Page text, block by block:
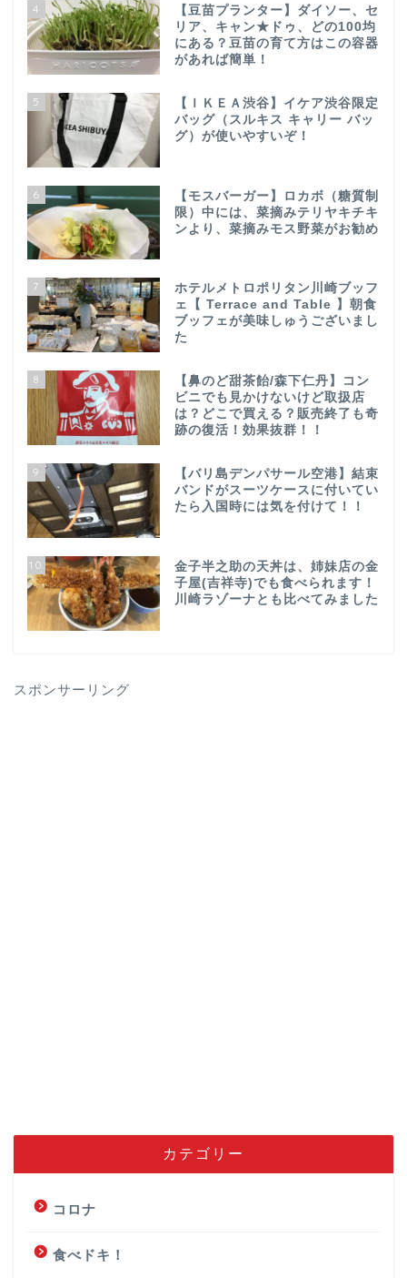
4
【豆苗プランター】ダイソー、セ
リア、キャン★ドゥ、どの100均
にある？豆苗の育て方はこの容器
があれば簡単！
5
【ＩＫＥＡ渋谷】イケア渋谷限定
バッグ（スルキス キャリー バッ
グ）が使いやすいぞ！
6
【モスバーガー】ロカボ（糖質制
限）中には、菜摘みテリヤキチキ
ンより、菜摘みモス野菜がお勧め
7
ホテルメトロポリタン川崎ブッフ
ェ【 Terrace and Table 】朝食
ブッフェが美味しゅうございまし
た
8
【鼻のど甜茶飴/森下仁丹】コン
ビニでも見かけないけど取扱店
は？どこで買える？販売終了も奇
跡の復活！効果抜群！！
9
【バリ島デンパサール空港】結束
バンドがスーツケースに付いてい
たら入国時には気を付けて！！
10
金子半之助の天丼は、姉妹店の金
子屋(吉祥寺)でも食べられます！
川崎ラゾーナとも比べてみました
スポンサーリング
カテゴリー
コロナ
食べドキ！